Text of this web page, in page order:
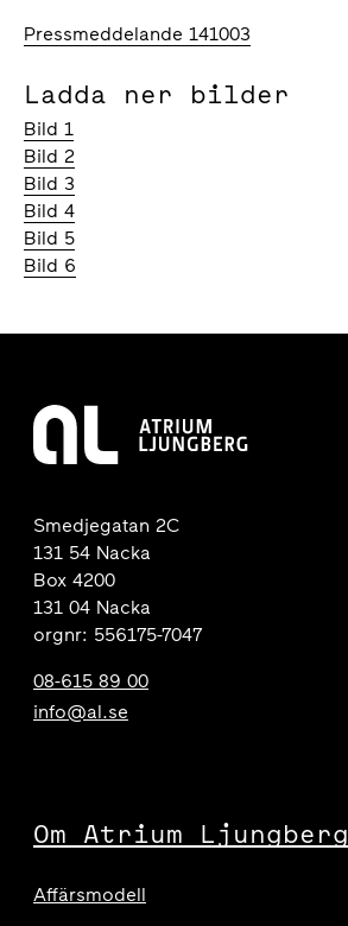
Pressmeddelande 141003
Ladda ner bilder
Bild 1
Bild 2
Bild 3
Bild 4
Bild 5
Bild 6
Smedjegatan 2C
131 54 Nacka
Box 4200
131 04 Nacka
orgnr: 556175-7047
08-615 89 00
info@al.se
Om Atrium Ljungberg
Affärsmodell